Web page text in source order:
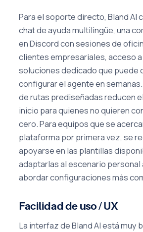
Para el soporte directo, Bland AI
chat de ayuda multilingüe, una
en Discord con sesiones de
clientes empresariales, acceso
soluciones dedicado que puede
configurar el agente en
de rutas prediseñadas reducen
inicio para quienes no quieren
cero. Para equipos que se
plataforma por primera vez, se
apoyarse en las plantillas
adaptarlas al escenario personal
abordar configuraciones más
Facilidad de uso / UX
La interfaz de Bland AI está muy